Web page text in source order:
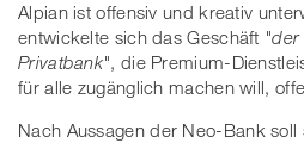
Alpian ist offensiv und kreativ
entwickelte sich das Geschäft "der
Privatbank", die Premium-
für alle zugänglich machen will,
Nach Aussagen der Neo-Bank